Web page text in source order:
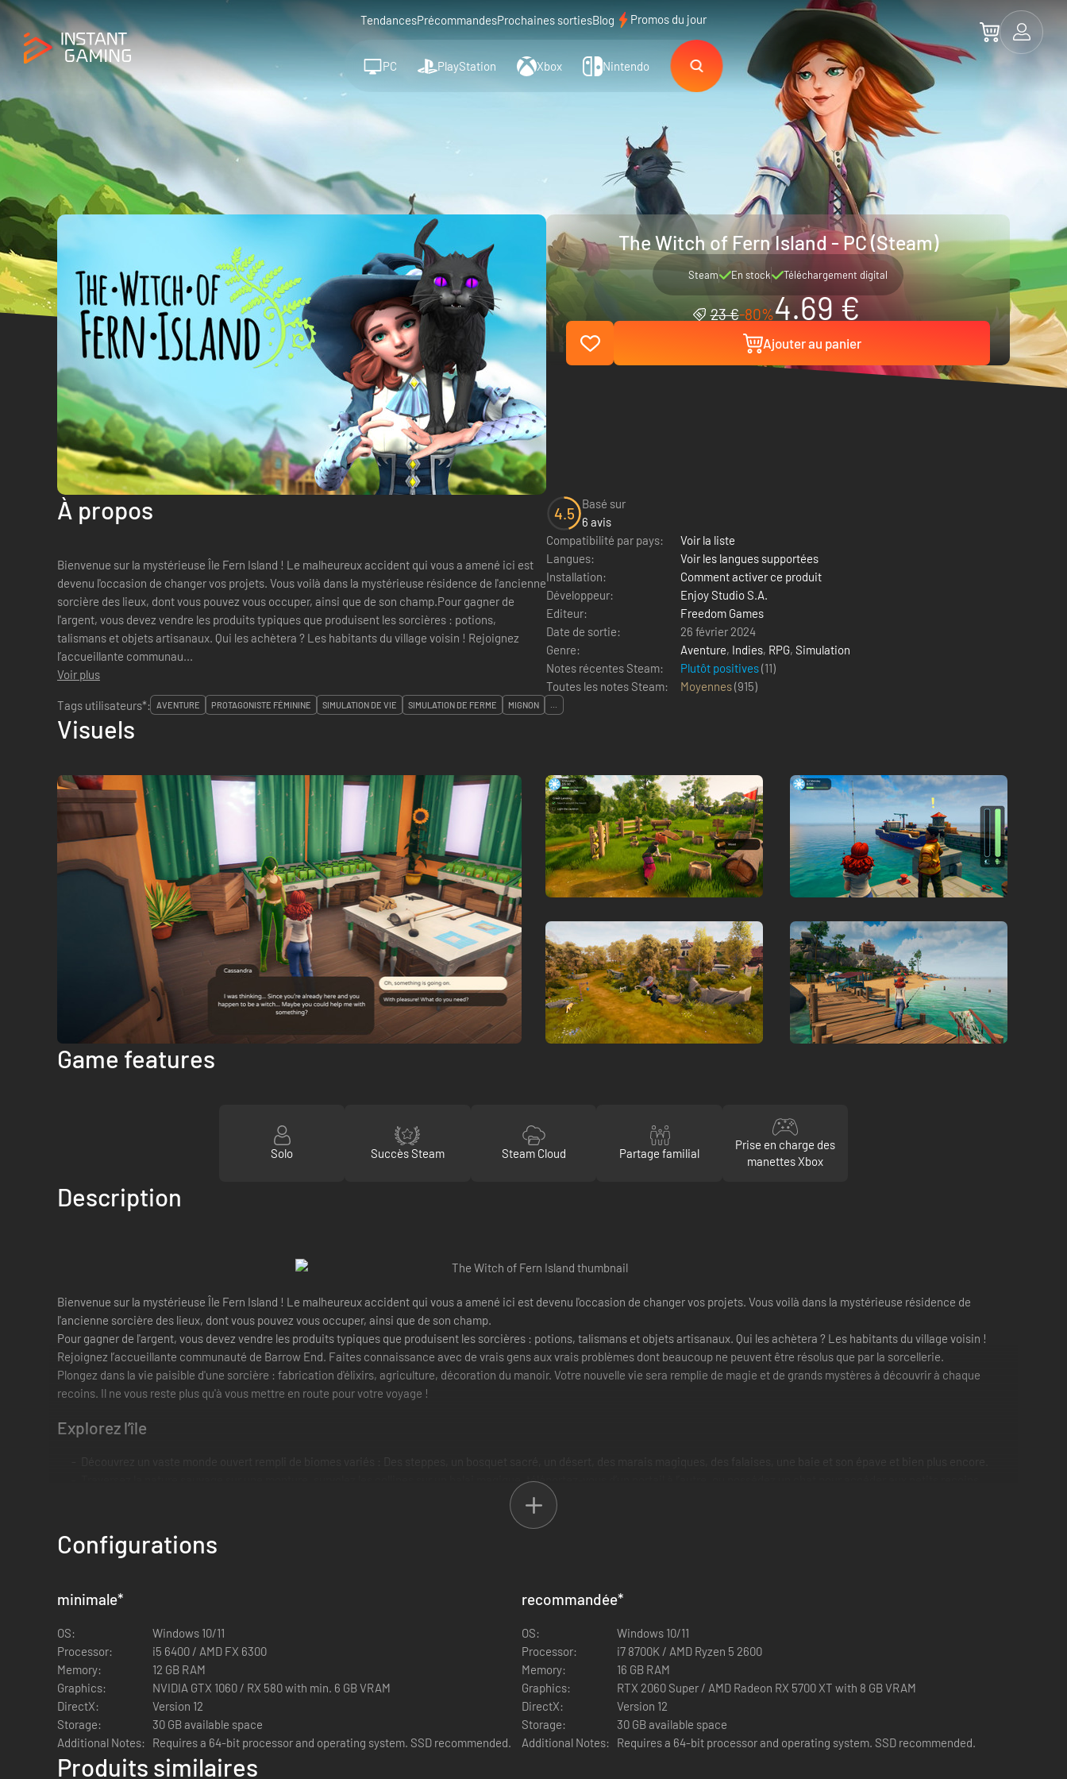
TendancesPrécommandesProchaines sortiesBlog Promos du jour
PC PlayStation Xbox Nintendo
The Witch of Fern Island - PC (Steam)
Steam En stock Téléchargement digital
23 €-80%4.69 €
Ajouter au panier
À propos
Bienvenue sur la mystérieuse Île Fern Island ! Le malheureux accident qui vous a amené ici est
devenu l'occasion de changer vos projets. Vous voilà dans la mystérieuse résidence de l'ancienne
sorcière des lieux, dont vous pouvez vous occuper, ainsi que de son champ.Pour gagner de
l'argent, vous devez vendre les produits typiques que produisent les sorcières : potions,
talismans et objets artisanaux. Qui les achètera ? Les habitants du village voisin ! Rejoignez
l’accueillante communau...
Voir plus
4.5
Basé sur
6 avis
Compatibilité par pays:
Voir la liste
Langues:
Voir les langues supportées
Installation:
Comment activer ce produit
Développeur:
Enjoy Studio S.A.
Editeur:
Freedom Games
Date de sortie:
26 février 2024
Genre:
Aventure, Indies, RPG, Simulation
Notes récentes Steam:
Plutôt positives(11)
Toutes les notes Steam:
Moyennes(915)
Tags utilisateurs*:
AVENTURE PROTAGONISTE FÉMININE SIMULATION DE VIE SIMULATION DE FERME MIGNON ...
Visuels
Game features
Solo Succès Steam Steam Cloud Partage familial
Prise en charge des
manettes Xbox
Description
Bienvenue sur la mystérieuse Île Fern Island ! Le malheureux accident qui vous a amené ici est devenu l'occasion de changer vos projets. Vous voilà dans la mystérieuse résidence de
l'ancienne sorcière des lieux, dont vous pouvez vous occuper, ainsi que de son champ.
Pour gagner de l'argent, vous devez vendre les produits typiques que produisent les sorcières : potions, talismans et objets artisanaux. Qui les achètera ? Les habitants du village voisin !
Rejoignez l’accueillante communauté de Barrow End. Faites connaissance avec de vrais gens aux vrais problèmes dont beaucoup ne peuvent être résolus que par la sorcellerie.
Plongez dans la vie paisible d'une sorcière : fabrication d'élixirs, agriculture, décoration du manoir. Votre nouvelle vie sera remplie de magie et de grands mystères à découvrir à chaque
recoins. Il ne vous reste plus qu'à vous mettre en route pour votre voyage !
Explorez l’île
Traversez la nature sauvage sur une monture, survolez les collines sur un balai magique, téléportez-vous d’un portail à l’autre, ou possédez un chat pour accéder aux petits recoins.
Découvrez une faune diverse et magique et pêchez de nombreux poissons magiques !
Commémorez vos découvertes en prenant des photos avec l'appareil photo !
Configurations
minimale*
OS:
Windows 10/11
Processor:
i5 6400 / AMD FX 6300
Memory:
12 GB RAM
Graphics:
NVIDIA GTX 1060 / RX 580 with min. 6 GB VRAM
DirectX:
Version 12
Storage:
30 GB available space
Additional Notes:
Requires a 64-bit processor and operating system. SSD recommended.
recommandée*
OS:
Windows 10/11
Processor:
i7 8700K / AMD Ryzen 5 2600
Memory:
16 GB RAM
Graphics:
RTX 2060 Super / AMD Radeon RX 5700 XT with 8 GB VRAM
DirectX:
Version 12
Storage:
30 GB available space
Additional Notes:
Requires a 64-bit processor and operating system. SSD recommended.
Produits similaires